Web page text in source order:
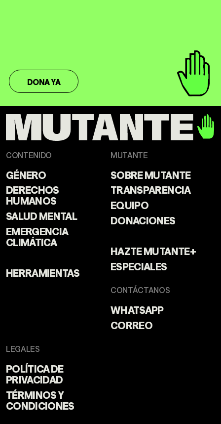
DONA YA
CONTENIDO
GÉNERO
DERECHOS
HUMANOS
SALUD MENTAL
EMERGENCIA
CLIMÁTICA
HERRAMIENTAS
MUTANTE
SOBRE MUTANTE
TRANSPARENCIA
EQUIPO
DONACIONES
HAZTE MUTANTE+
ESPECIALES
CONTÁCTANOS
WHATSAPP
CORREO
LEGALES
POLÍTICA DE
PRIVACIDAD
TÉRMINOS Y
CONDICIONES